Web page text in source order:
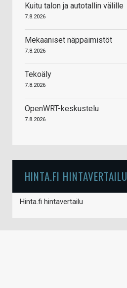
Kuitu talon ja autotallin välille
7.8.2026
Mekaaniset näppäimistöt
7.8.2026
Tekoäly
7.8.2026
OpenWRT-keskustelu
7.8.2026
HINTA.FI HINTAVERTAILU
Hinta.fi hintavertailu